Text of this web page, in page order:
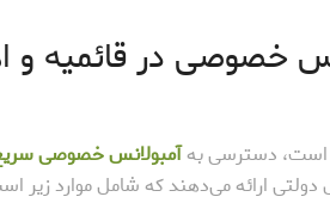
است، دسترسی بهآمبولانس خصوصی
دولتی ارائه می‌دهند که شامل موارد زیر